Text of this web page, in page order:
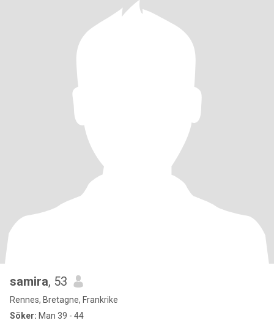
samira, 53
Rennes, Bretagne, Frankrike
Söker: Man 39 - 44